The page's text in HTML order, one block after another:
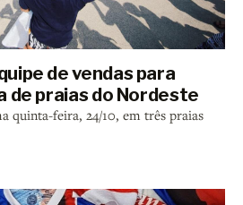
de vendas para
de praias do Nordeste
quinta-feira, 24/10, em três praias